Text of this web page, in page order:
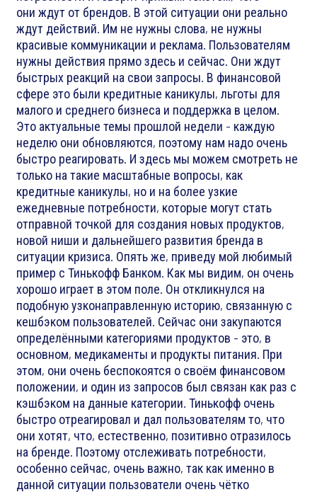
они ждут от брендов. В этой ситуации они реально
ждут действий. Им не нужны слова, не нужны
красивые коммуникации и реклама. Пользователям
нужны действия прямо здесь и сейчас. Они ждут
быстрых реакций на свои запросы. В финансовой
сфере это были кредитные каникулы, льготы для
малого и среднего бизнеса и поддержка в целом.
Это актуальные темы прошлой недели - каждую
неделю они обновляются, поэтому нам надо очень
быстро реагировать. И здесь мы можем смотреть не
только на такие масштабные вопросы, как
кредитные каникулы, но и на более узкие
ежедневные потребности, которые могут стать
отправной точкой для создания новых продуктов,
новой ниши и дальнейшего развития бренда в
ситуации кризиса. Опять же, приведу мой любимый
пример с Тинькофф Банком. Как мы видим, он очень
хорошо играет в этом поле. Он откликнулся на
подобную узконаправленную историю, связанную с
кешбэком пользователей. Сейчас они закупаются
определёнными категориями продуктов - это, в
основном, медикаменты и продукты питания. При
этом, они очень беспокоятся о своём финансовом
положении, и один из запросов был связан как раз с
кэшбэком на данные категории. Тинькофф очень
быстро отреагировал и дал пользователям то, что
они хотят, что, естественно, позитивно отразилось
на бренде. Поэтому отслеживать потребности,
особенно сейчас, очень важно, так как именно в
данной ситуации пользователи очень чётко